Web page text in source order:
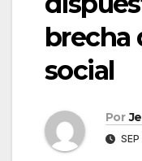
brecha
social
Por